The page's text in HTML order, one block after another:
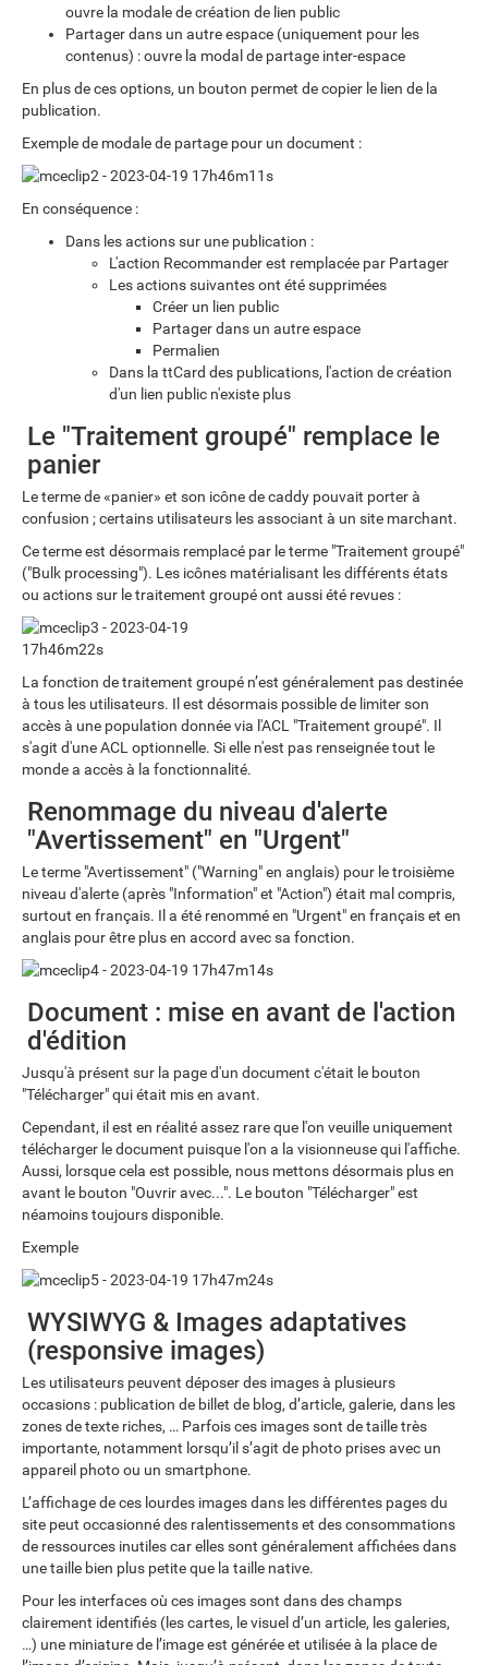
ouvre la modale de création de lien public
Partager dans un autre espace (uniquement pour les
contenus) : ouvre la modal de partage inter-espace
En plus de ces options, un bouton permet de copier le lien de la
publication.
Exemple de modale de partage pour un document :
En conséquence :
Dans les actions sur une publication :
L'action Recommander est remplacée par Partager
Les actions suivantes ont été supprimées
Créer un lien public
Partager dans un autre espace
Permalien
Dans la ttCard des publications, l'action de création
d'un lien public n'existe plus
Le "Traitement groupé" remplace le
panier
Le terme de «panier» et son icône de caddy pouvait porter à
confusion ; certains utilisateurs les associant à un site marchant.
Ce terme est désormais remplacé par le terme "Traitement groupé"
("Bulk processing"). Les icônes matérialisant les différents états
ou actions sur le traitement groupé ont aussi été revues :
La fonction de traitement groupé n’est généralement pas destinée
à tous les utilisateurs. Il est désormais possible de limiter son
accès à une population donnée via l'ACL "Traitement groupé". Il
s'agit d'une ACL optionnelle. Si elle n'est pas renseignée tout le
monde a accès à la fonctionnalité.
Renommage du niveau d'alerte
"Avertissement" en "Urgent"
Le terme "Avertissement" ("Warning" en anglais) pour le troisième
niveau d'alerte (après "Information" et "Action") était mal compris,
surtout en français. Il a été renommé en "Urgent" en français et en
anglais pour être plus en accord avec sa fonction.
Document : mise en avant de l'action
d'édition
Jusqu'à présent sur la page d'un document c'était le bouton
"Télécharger" qui était mis en avant.
Cependant, il est en réalité assez rare que l'on veuille uniquement
télécharger le document puisque l'on a la visionneuse qui l'affiche.
Aussi, lorsque cela est possible, nous mettons désormais plus en
avant le bouton "Ouvrir avec...". Le bouton "Télécharger" est
néamoins toujours disponible.
Exemple
WYSIWYG & Images adaptatives
(responsive images)
Les utilisateurs peuvent déposer des images à plusieurs
occasions : publication de billet de blog, d’article, galerie, dans les
zones de texte riches, … Parfois ces images sont de taille très
importante, notamment lorsqu’il s’agit de photo prises avec un
appareil photo ou un smartphone.
L’affichage de ces lourdes images dans les différentes pages du
site peut occasionné des ralentissements et des consommations
de ressources inutiles car elles sont généralement affichées dans
une taille bien plus petite que la taille native.
Pour les interfaces où ces images sont dans des champs
clairement identifiés (les cartes, le visuel d’un article, les galeries,
…) une miniature de l’image est générée et utilisée à la place de